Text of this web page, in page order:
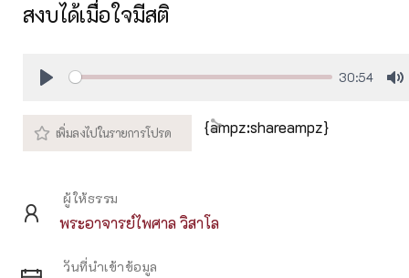
สงบได้เมื่อใจมีสติ
30:54
{ampz:shareampz}
ผู้ให้ธรรม
พระอาจารย์ไพศาล วิสาโล
วันที่นำเข้าข้อมูล